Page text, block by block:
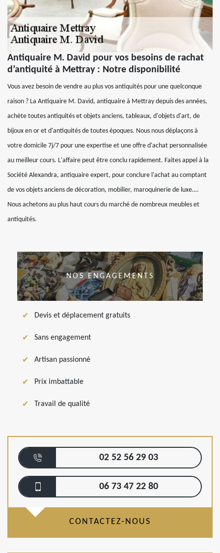
Antiquaire M. David pour vos besoins de rachat
d’antiquité à Mettray : Notre disponibilité
Vous avez besoin de vendre au plus vos antiquités pour une quelconque
raison ? La Antiquaire M. David, antiquaire à Mettray depuis des années,
achète toutes antiquités et objets anciens, tableaux, d'objets d'art, de
bijoux en or et d'antiquités de toutes époques. Nous nous déplaçons à
votre domicile 7j/7 pour une expertise et une offre d'achat personnalisée
au meilleur cours. L'affaire peut être conclu rapidement. Faites appel à la
Société Alexandra, antiquaire expert, pour conclure l'achat au comptant
de vos objets anciens de décoration, mobilier, maroquinerie de luxe….
Nous achetons au plus haut cours du marché de nombreux meubles et
antiquités.
NOS ENGAGEMENTS
Devis et déplacement gratuits
Sans engagement
Artisan passionné
Prix imbattable
Travail de qualité
02 52 56 29 03
06 73 47 22 80
CONTACTEZ-NOUS